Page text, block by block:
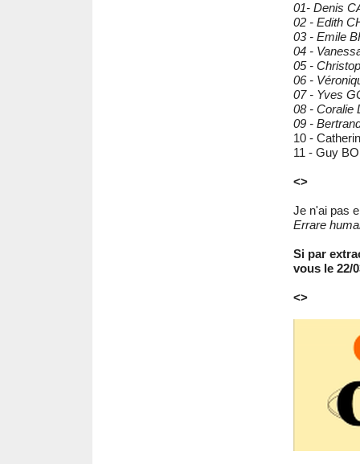
01- Denis
02 - Edith
03 - Emile
04 -
05 -
06 -
07 - Yves
08 - Coralie
09 -
10 -
11 - Guy
<>
Je n'ai pas
Errare
Si par
vous le 22/
<>